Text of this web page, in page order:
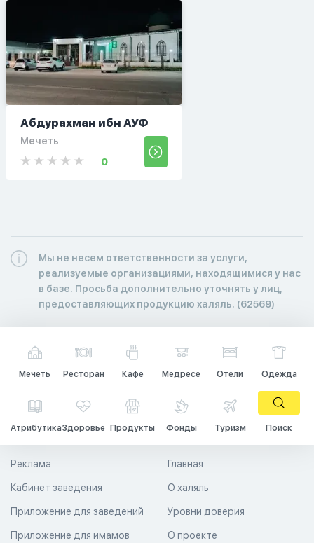
Абдурахман ибн АУФ
Мечеть
0
Мы не несем ответственности за услуги,
реализуемые организациями, находящимися у нас
в базе. Просьба дополнительно уточнять у лиц,
предоставляющих продукцию халяль. (62569)
Мечеть Ресторан Кафе Медресе Отели Одежда
АтрибутикаЗдоровье Продукты Фонды Туризм Поиск
Главная
О халяль
Уровни доверия
Реклама
Кабинет заведения
Приложение для заведений
Приложение для имамов О проекте